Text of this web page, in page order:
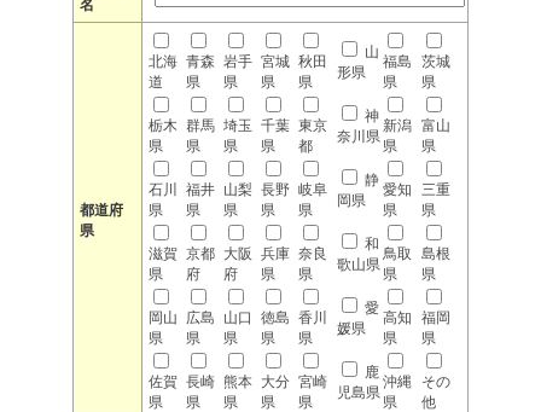
名
都道府
県
北海
道
青森
県
岩手
県
宮城
県
秋田
県
山
形県
福島
県
茨城
県
栃木
県
群馬
県
埼玉
県
千葉
県
東京
都
神
奈川県
新潟
県
富山
県
石川
県
福井
県
山梨
県
長野
県
岐阜
県
静
岡県
愛知
県
三重
県
滋賀
県
京都
府
大阪
府
兵庫
県
奈良
県
和
歌山県
鳥取
県
島根
県
岡山
県
広島
県
山口
県
徳島
県
香川
県
愛
媛県
高知
県
福岡
県
佐賀
県
長崎
県
熊本
県
大分
県
宮崎
県
鹿
児島県
沖縄
県
その
他